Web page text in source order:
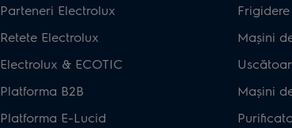
Parteneri Electrolux
Retete Electrolux
Electrolux & ECOTIC
Platforma B2B
Platforma E-Lucid
Frigidere
Mașini
Mașini